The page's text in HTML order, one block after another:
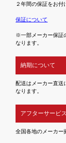
２年間の保証をお付
保証について
※一部メーカー保証
なります。
納期について
配送はメーカー直送
なります。
アフターサービス
全国各地のメーカー